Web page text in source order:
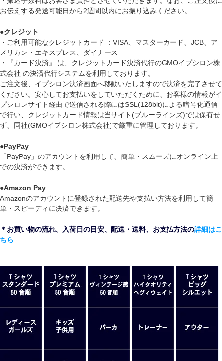
お伝えする発送可能日から2週間以内にお振り込みください。
●クレジット
・ご利用可能なクレジットカード ：VISA、マスターカード、JCB、ア
メリカン・エキスプレス、ダイナース
・『カード決済』 は、クレジットカード決済代行のGMOイプシロン株
式会社 の決済代行システムを利用しております。
ご注文後、イプシロン決済画面へ移動いたしますので決済を完了させて
ください。安心してお支払いをしていただくために、お客様の情報がイ
プシロンサイト経由で送信される際にはSSL(128bit)による暗号化通信
で行い、クレジットカード情報は当サイト(ブルーラインズ)では保有せ
ず、同社(GMOイプシロン株式会社)で厳重に管理しております。
●PayPay
「PayPay」のアカウントを利用して、簡単・スムーズにオンライン上
での決済ができます。
●Amazon Pay
Amazonのアカウントに登録された配送先や支払い方法を利用して簡
単・スピーディに決済できます。
＊お買い物の流れ、入荷日の目安、配送・送料、お支払方法の詳細はこ
ちら